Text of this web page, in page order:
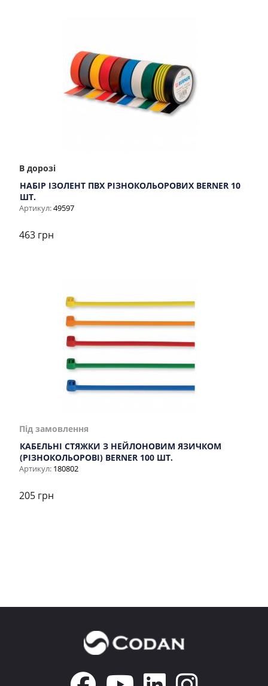
В дорозі
НАБІР ІЗОЛЕНТ ПВХ РІЗНОКОЛЬОРОВИХ BERNER 10
ШТ.
Артикул:49597
463 грн
Під замовлення
КАБЕЛЬНІ СТЯЖКИ З НЕЙЛОНОВИМ ЯЗИЧКОМ
(РІЗНОКОЛЬОРОВІ) BERNER 100 ШТ.
Артикул: 180802
205 грн